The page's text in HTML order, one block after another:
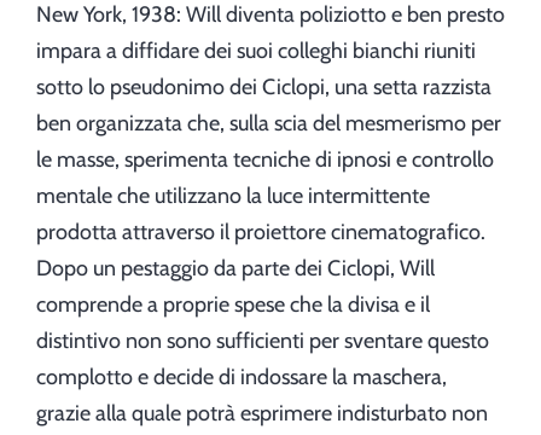
New York, 1938: Will diventa poliziotto e ben presto
impara a diffidare dei suoi colleghi bianchi riuniti
sotto lo pseudonimo dei Ciclopi, una setta razzista
ben organizzata che, sulla scia del mesmerismo per
le masse, sperimenta tecniche di ipnosi e controllo
mentale che utilizzano la luce intermittente
prodotta attraverso il proiettore cinematografico.
Dopo un pestaggio da parte dei Ciclopi, Will
comprende a proprie spese che la divisa e il
distintivo non sono sufficienti per sventare questo
complotto e decide di indossare la maschera,
grazie alla quale potrà esprimere indisturbato non